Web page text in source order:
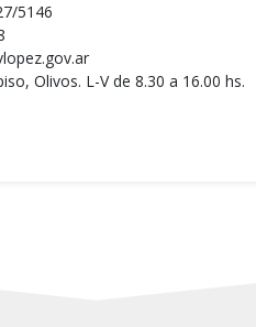
5146
Olivos. L-V de 8.30 a 16.00 hs.